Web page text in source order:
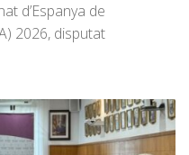
d’Espanya de
2026, disputat